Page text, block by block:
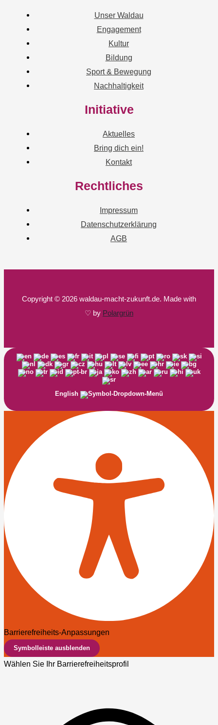
Unser Waldau
Engagement
Kultur
Bildung
Sport & Bewegung
Nachhaltigkeit
Initiative
Aktuelles
Bring dich ein!
Kontakt
Rechtliches
Impressum
Datenschutzerklärung
AGB
Copyright © 2026 waldau-macht-zukunft.de. Made with
♡ by Polargrün
English
Barrierefreiheits-Anpassungen
Symbolleiste ausblenden
Wählen Sie Ihr Barrierefreiheitsprofil